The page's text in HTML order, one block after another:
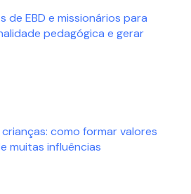
de EBD e missionários para
pedagógica e gerar
como formar valores
muitas influências